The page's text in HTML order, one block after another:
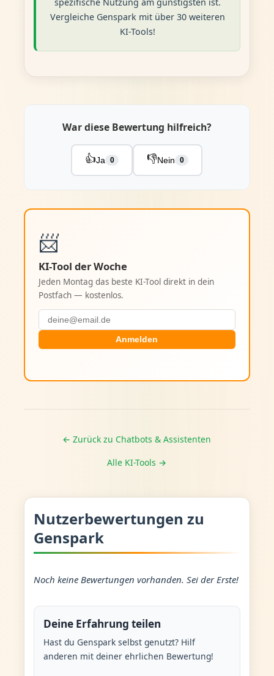
Vergleiche Genspark mit über 30 weiteren
KI-Tools!
War diese Bewertung hilfreich?
👍Ja 0 👎Nein 0
📨
KI-Tool der Woche
Jeden Montag das beste KI-Tool direkt in dein
Postfach — kostenlos.
Anmelden
← Zurück zu Chatbots & Assistenten
Alle KI-Tools →
Nutzerbewertungen zu
Genspark
Noch keine Bewertungen vorhanden. Sei der Erste!
Deine Erfahrung teilen
Hast du Genspark selbst genutzt? Hilf
anderen mit deiner ehrlichen Bewertung!